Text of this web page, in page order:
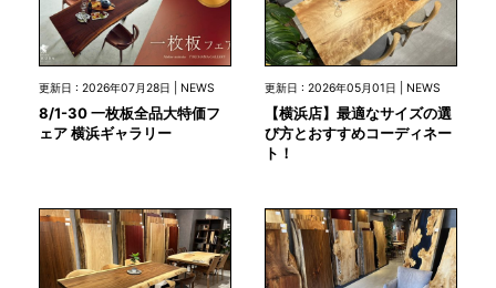
更新日 : 2026年07月28日 | NEWS
8/1-30 一枚板全品大特価フ
ェア 横浜ギャラリー
更新日 : 2026年05月01日 | NEWS
【横浜店】最適なサイズの選
び方とおすすめコーディネー
ト！